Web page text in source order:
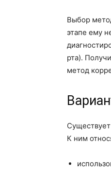
Выбор
этапе ему
рта).
метод
К ним